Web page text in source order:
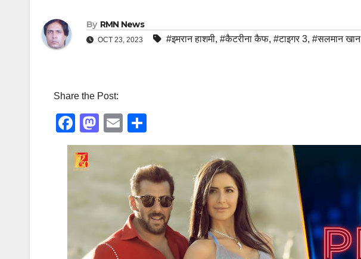
By RMN News
OCT 23, 2023 #इमरान हाशमी, #कैटरीना कैफ, #टाइगर 3, #सलमान खान
Share the Post:
F
a
c
M
a
o
d
o
n
E
m
ail
h
ar
e